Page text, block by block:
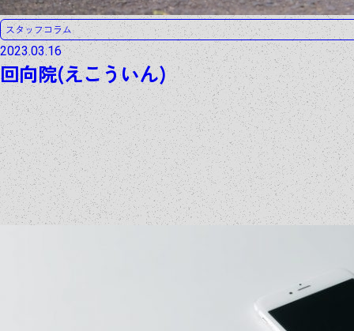
スタッフコラム
2023.03.16
回向院(えこういん)